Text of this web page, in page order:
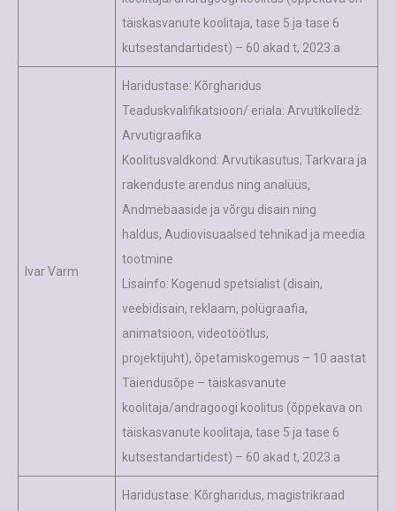
täiskasvanute koolitaja, tase 5 ja tase 6
kutsestandartidest) – 60 akad t, 2023.a
Ivar Varm
Haridustase: Kõrgharidus
Teaduskvalifikatsioon/ eriala: Arvutikolledž:
Arvutigraafika
Koolitusvaldkond: Arvutikasutus; Tarkvara ja
rakenduste arendus ning analüüs,
Andmebaaside ja võrgu disain ning
haldus, Audiovisuaalsed tehnikad ja meedia
tootmine
Lisainfo: Kogenud spetsialist (disain,
veebidisain, reklaam, polügraafia,
animatsioon, videotöötlus,
projektijuht), õpetamiskogemus – 10 aastat
Täiendusõpe – täiskasvanute
koolitaja/andragoogi koolitus (õppekava on
täiskasvanute koolitaja, tase 5 ja tase 6
kutsestandartidest) – 60 akad t, 2023.a
Haridustase: Kõrgharidus, magistrikraad